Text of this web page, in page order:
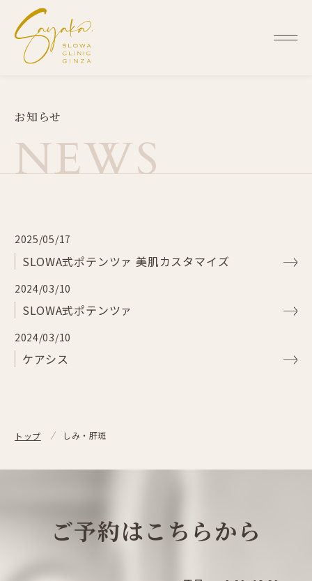
お知 らせ
NEWS
2025/05/17
SLOWA式ポテンツァ 美肌カスタマイズ
2024/03/10
SLOWA式ポテンツァ
2024/03/10
ケアシス
トップ しみ・肝斑
ご予約はこちらから